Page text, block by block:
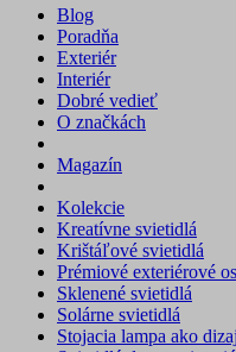
Blog
Poradňa
Exteriér
Interiér
Dobré vedieť
O značkách
Magazín
Kolekcie
Kreatívne svietidlá
Krištáľové svietidlá
Prémiové exteriérové
Sklenené svietidlá
Solárne svietidlá
Stojacia lampa ako